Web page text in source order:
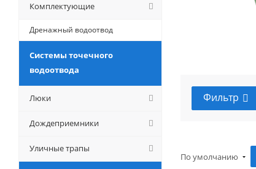
Фильтр
По умолчанию
Комплектующие
Дренажный водоотвод
Системы точечного
водоотвода
Люки
Дождеприемники
Уличные трапы